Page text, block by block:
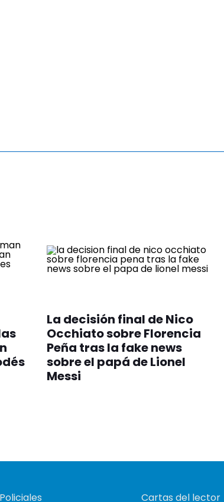
La decisión final de Nico
Occhiato sobre Florencia
Peña tras la fake news
sobre el papá de Lionel
Messi
Policiales Cartas del lector